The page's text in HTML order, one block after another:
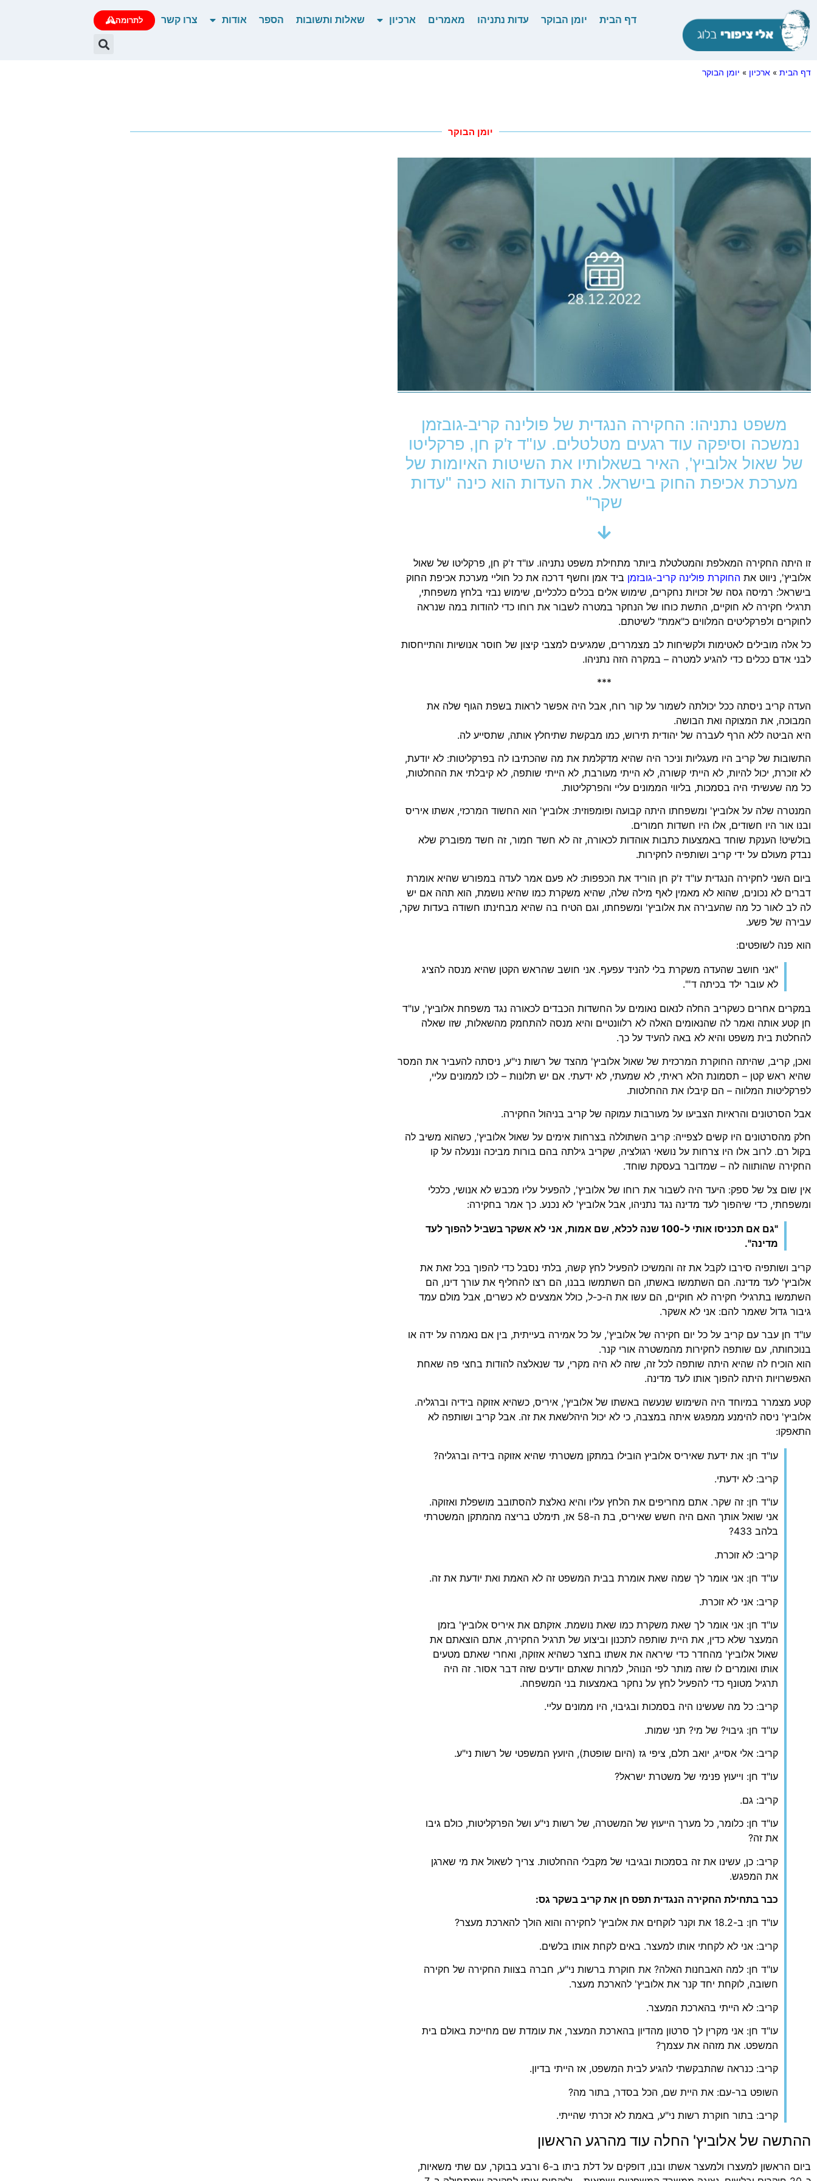
דף הבית יומן הבוקר עדות נתניהו מאמרים ארכיון שאלות ותשובות הספר אודות צרו קשר לתרומה
דף הבית » ארכיון » יומן הבוקר
יומן הבוקר
משפט נתניהו: החקירה הנגדית של פולינה קריב-גובזמן
נמשכה וסיפקה עוד רגעים מטלטלים. עו"ד ז'ק חן, פרקליטו
של שאול אלוביץ', האיר בשאלותיו את השיטות האיומות של
מערכת אכיפת החוק בישראל. את העדות הוא כינה "עדות
שקר"
זו היתה החקירה המאלפת והמטלטלת ביותר מתחילת משפט נתניהו. עו"ד ז'ק חן, פרקליטו של שאול
אלוביץ', ניווט את החוקרת פולינה קריב-גובזמן ביד אמן וחשף דרכה את כל חוליי מערכת אכיפת החוק
בישראל: רמיסה גסה של זכויות נחקרים, שימוש אלים בכלים כלכליים, שימוש נבזי בלחץ משפחתי,
תרגילי חקירה לא חוקיים, התשת כוחו של הנחקר במטרה לשבור את רוחו כדי להודות במה שנראה
לחוקרים ולפרקליטים המלווים כ"אמת" לשיטתם.
כל אלה מובילים לאטימות ולקשיחות לב מצמררים, שמגיעים למצבי קיצון של חוסר אנושיות והתייחסות
לבני אדם ככלים כדי להגיע למטרה – במקרה הזה נתניהו.
***
העדה קריב ניסתה ככל יכולתה לשמור על קור רוח, אבל היה אפשר לראות בשפת הגוף שלה את
המבוכה, את המצוקה ואת הבושה.
היא הביטה ללא הרף לעברה של יהודית תירוש, כמו מבקשת שתיחלץ אותה, שתסייע לה.
התשובות של קריב היו מעגליות וניכר היה שהיא מדקלמת את מה שהכתיבו לה בפרקליטות: לא יודעת,
לא זוכרת, יכול להיות, לא הייתי קשורה, לא הייתי מעורבת, לא הייתי שותפה, לא קיבלתי את ההחלטות,
כל מה שעשיתי היה בסמכות, בליווי הממונים עליי והפרקליטות.
המנטרה שלה על אלוביץ' ומשפחתו היתה קבועה ופומפוזית: אלוביץ' הוא החשוד המרכזי, אשתו איריס
ובנו אור היו חשודים, אלו היו חשדות חמורים.
בולשיט! הענקת שוחד באמצעות כתבות אוהדות לכאורה, זה לא חשד חמור, זה חשד מפוברק שלא
נבדק מעולם על ידי קריב ושותפיה לחקירות.
ביום השני לחקירה הנגדית עו"ד ז'ק חן הוריד את הכפפות: לא פעם אמר לעדה במפורש שהיא אומרת
דברים לא נכונים, שהוא לא מאמין לאף מילה שלה, שהיא משקרת כמו שהיא נושמת, הוא תהה אם יש
לה לב לאור כל מה שהעבירה את אלוביץ' ומשפחתו, וגם הטיח בה שהיא מבחינתו חשודה בעדות שקר,
עבירה של פשע.
הוא פנה לשופטים:
"אני חושב שהעדה משקרת בלי להניד עפעף. אני חושב שהראש הקטן שהיא מנסה להציג
לא עובר ילד בכיתה ד'".
במקרים אחרים כשקריב החלה לנאום נאומים על החשדות הכבדים לכאורה נגד משפחת אלוביץ', עו"ד
חן קטע אותה ואמר לה שהנאומים האלה לא רלוונטיים והיא מנסה להתחמק מהשאלות, שזו שאלה
להחלטת בית משפט והיא לא באה להעיד על כך.
ואכן, קריב, שהיתה החוקרת המרכזית של שאול אלוביץ' מהצד של רשות ני"ע, ניסתה להעביר את המסר
שהיא ראש קטן – תסמונת הלא ראיתי, לא שמעתי, לא ידעתי. אם יש תלונות – לכו לממונים עליי,
לפרקליטות המלווה – הם קיבלו את ההחלטות.
אבל הסרטונים והראיות הצביעו על מעורבות עמוקה של קריב בניהול החקירה.
חלק מהסרטונים היו קשים לצפייה: קריב השתוללה בצרחות אימים על שאול אלוביץ', כשהוא משיב לה
בקול רם. לרוב אלו היו צרחות על נושאי רגולציה, שקריב גילתה בהם בורות מביכה וננעלה על קו
החקירה שהותווה לה – שמדובר בעסקת שוחד.
אין שום צל של ספק: היעד היה לשבור את רוחו של אלוביץ', להפעיל עליו מכבש לא אנושי, כלכלי
ומשפחתי, כדי שיהפוך לעד מדינה נגד נתניהו, אבל אלוביץ' לא נכנע. כך אמר בחקירה:
"גם אם תכניסו אותי ל-100 שנה לכלא, שם אמות, אני לא אשקר בשביל להפוך לעד
מדינה".
קריב ושותפיה סירבו לקבל את זה והמשיכו להפעיל לחץ קשה, בלתי נסבל כדי להפוך בכל זאת את
אלוביץ' לעד מדינה. הם השתמשו באשתו, הם השתמשו בבנו, הם רצו להחליף את עורך דינו, הם
השתמשו בתרגילי חקירה לא חוקיים, הם עשו את ה-כ-ל, כולל אמצעים לא כשרים, אבל מולם עמד
גיבור גדול שאמר להם: אני לא אשקר.
עו"ד חן עבר עם קריב על כל יום חקירה של אלוביץ', על כל אמירה בעייתית, בין אם נאמרה על ידה או
בנוכחותה, עם שותפה לחקירות מהמשטרה אורי קנר.
הוא הוכיח לה שהיא היתה שותפה לכל זה, שזה לא היה מקרי, עד שנאלצה להודות בחצי פה שאחת
האפשרויות היתה להפוך אותו לעד מדינה.
קטע מצמרר במיוחד היה השימוש שנעשה באשתו של אלוביץ', איריס, כשהיא אזוקה בידיה וברגליה.
אלוביץ' ניסה להימנע ממפגש איתה במצבה, כי לא יכול היהלשאת את זה. אבל קריב ושותפה לא
התאפקו:
עו"ד חן: את ידעת שאיריס אלוביץ הובילו במתקן משטרתי שהיא אזוקה בידיה וברגליה?
קריב: לא ידעתי.
עו"ד חן: זה שקר. אתם מחריפים את הלחץ עליו והיא נאלצת להסתובב מושפלת ואזוקה.
אני שואל אותך האם היה חשש שאיריס, בת ה-58 אז, תימלט בריצה מהמתקן המשטרתי
בלהב 433?
קריב: לא זוכרת.
עו"ד חן: אני אומר לך שמה שאת אומרת בבית המשפט זה לא האמת ואת יודעת את זה.
קריב: אני לא זוכרת.
עו"ד חן: אני אומר לך שאת משקרת כמו שאת נושמת. אזקתם את איריס אלוביץ' בזמן
המעצר שלא כדין, את היית שותפה לתכנון וביצוע של תרגיל החקירה, אתם הוצאתם את
שאול אלוביץ' מהחדר כדי שיראה את אשתו בחצר כשהיא אזוקה, ואחרי שאתם מטעים
אותו ואומרים לו שזה מותר לפי הנוהל, למרות שאתם יודעים שזה דבר אסור. זה היה
תרגיל מטונף כדי להפעיל לחץ על נחקר באמצעות בני המשפחה.
קריב: כל מה שעשינו היה בסמכות ובגיבוי, היו ממונים עליי.
עו"ד חן: גיבוי? של מי? תני שמות.
קריב: אלי אסייג, יואב תלם, ציפי גז (היום שופטת), היועץ המשפטי של רשות ני"ע.
עו"ד חן: וייעוץ פנימי של משטרת ישראל?
קריב: גם.
עו"ד חן: כלומר, כל מערך הייעוץ של המשטרה, של רשות ני"ע ושל הפרקליטות, כולם גיבו
את זה?
קריב: כן, עשינו את זה בסמכות ובגיבוי של מקבלי ההחלטות. צריך לשאול את מי שארגן
את המפגש.
כבר בתחילת החקירה הנגדית תפס חן את קריב בשקר גס:
עו"ד חן: ב-18.2 את וקנר לוקחים את אלוביץ' לחקירה והוא הולך להארכת מעצר?
קריב: אני לא לקחתי אותו למעצר. באים לקחת אותו בלשים.
עו"ד חן: למה האבחנות האלה? את חוקרת ברשות ני"ע, חברה בצוות החקירה של חקירה
חשובה, לוקחת יחד קנר את אלוביץ' להארכת מעצר.
קריב: לא הייתי בהארכת המעצר.
עו"ד חן: אני מקרין לך סרטון מהדיון בהארכת המעצר, את עומדת שם מחייכת באולם בית
המשפט. את מזהה את עצמך?
קריב: כנראה שהתבקשתי להגיע לבית המשפט, אז הייתי בדיון.
השופט בר-עם: את היית שם, הכל בסדר, בתור מה?
קריב: בתור חוקרת רשות ני"ע, באמת לא זכרתי שהייתי.
ההתשה של אלוביץ' החלה עוד מהרגע הראשון
ביום הראשון למעצרו ולמעצר אשתו ובנו, דופקים על דלת ביתו ב-6 ורבע בבוקר, עם שתי משאיות,